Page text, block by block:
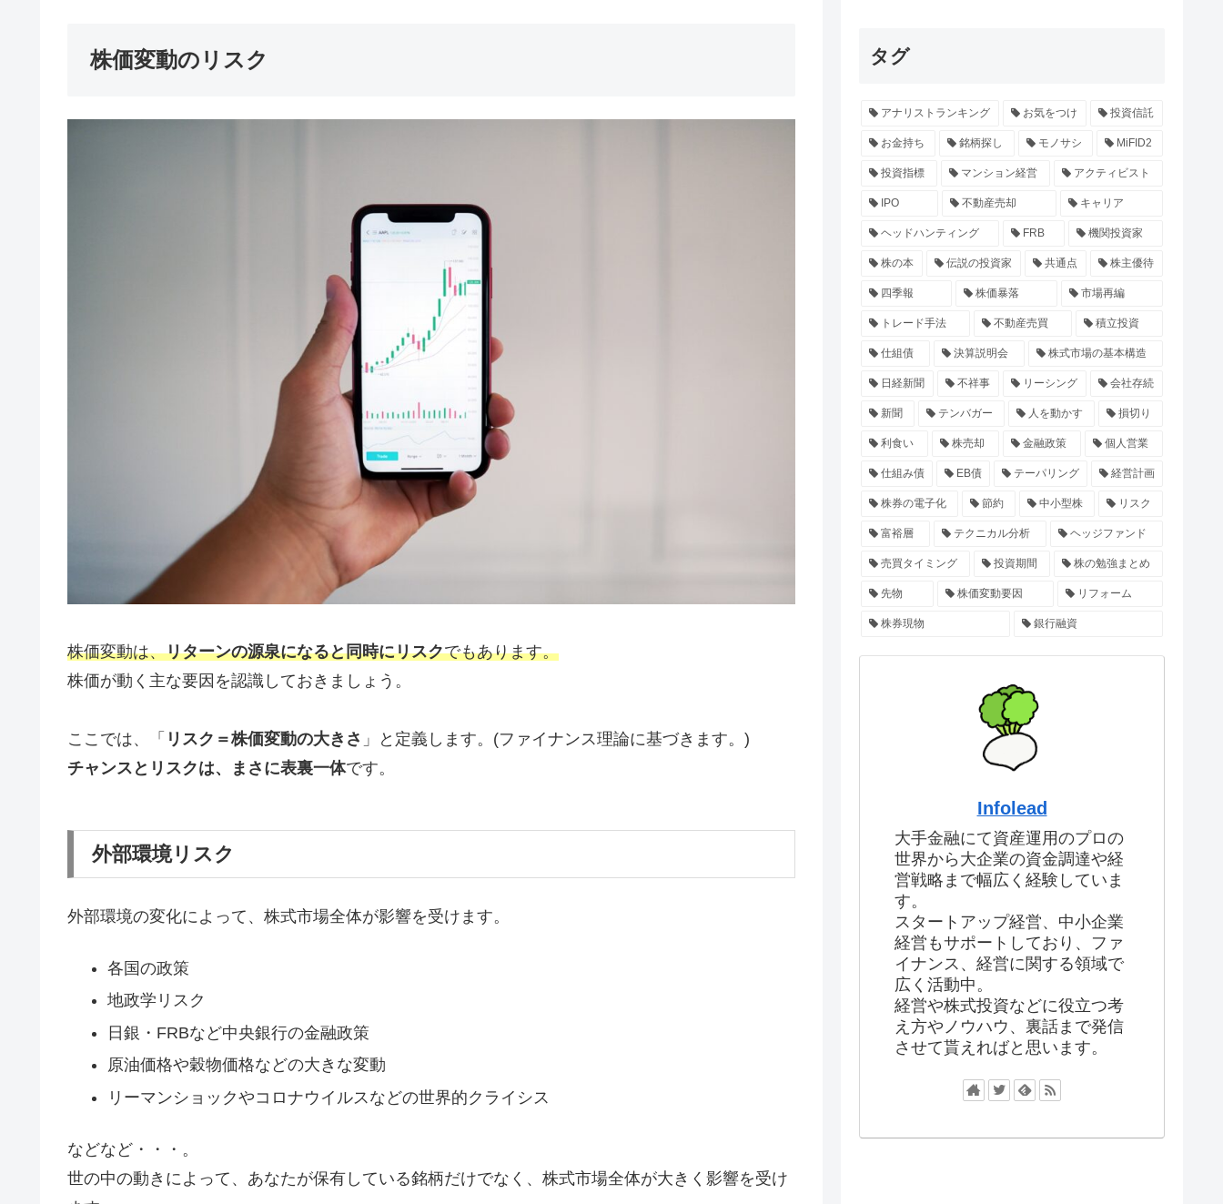
株価変動のリスク
株価変動は、リターンの源泉になると同時にリスクでもあります。
株価が動く主な要因を認識しておきましょう。
ここでは、「 リスク＝株価変動の大きさ 」と定義します。(ファイナンス理論に基づきます。)
チャンスとリスクは、まさに表裏一体です。
外部環境リスク
外部環境の変化によって、株式市場全体が影響を受けます。
各国の政策
地政学リスク
日銀・FRBなど中央銀行の金融政策
原油価格や穀物価格などの大きな変動
リーマンショックやコロナウイルスなどの世界的クライシス
などなど・・・。
世の中の動きによって、あなたが保有している銘柄だけでなく、株式市場全体が大きく影響を受け
タグ
アナリストランキング お気をつけ 投資信託
お金持ち 銘柄探し モノサシ MiFID2
投資指標 マンション経営 アクティビスト
IPO 不動産売却 キャリア
ヘッドハンティング FRB 機関投資家
株の本 伝説の投資家 共通点 株主優待
四季報 株価暴落 市場再編
トレード手法 不動産売買 積立投資
仕組債 決算説明会 株式市場の基本構造
日経新聞 不祥事 リーシング 会社存続
新聞 テンバガー 人を動かす 損切り
利食い 株売却 金融政策 個人営業
仕組み債 EB債 テーパリング 経営計画
株券の電子化 節約 中小型株 リスク
富裕層 テクニカル分析 ヘッジファンド
売買タイミング 投資期間 株の勉強まとめ
先物 株価変動要因 リフォーム
株券現物 銀行融資
Infolead
大手金融にて資産運用のプロの
世界から大企業の資金調達や経
営戦略まで幅広く経験していま
す。
スタートアップ経営、中小企業
経営もサポートしており、ファ
イナンス、経営に関する領域で
広く活動中。
経営や株式投資などに役立つ考
え方やノウハウ、裏話まで発信
させて貰えればと思います。